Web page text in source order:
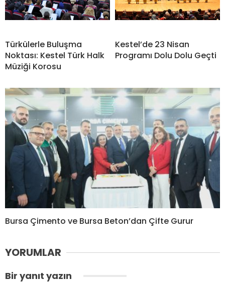
Türkülerle Buluşma
Noktası: Kestel Türk Halk
Müziği Korosu
Kestel’de 23 Nisan
Programı Dolu Dolu Geçti
Bursa Çimento ve Bursa Beton’dan Çifte Gurur
YORUMLAR
Bir yanıt yazın